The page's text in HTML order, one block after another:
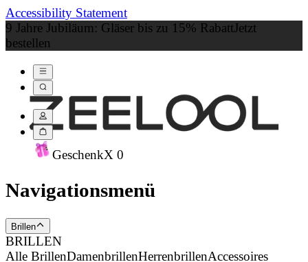
Accessibility Statement
9 Jahre Jubiläum: Gläser bis zu 15% RabattJetzt
bestellen
GeschenkX 0
Navigationsmenü
Brillen
BRILLEN
Alle BrillenDamenbrillenHerrenbrillenAccessoires